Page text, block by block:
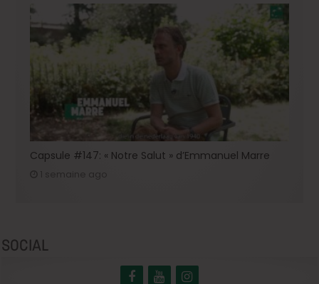
Capsule #147: « Notre Salut » d’Emmanuel Marre
SOCIAL